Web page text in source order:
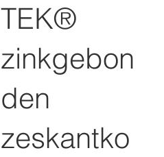
TEK®
zinkgebon
den
zeskantko